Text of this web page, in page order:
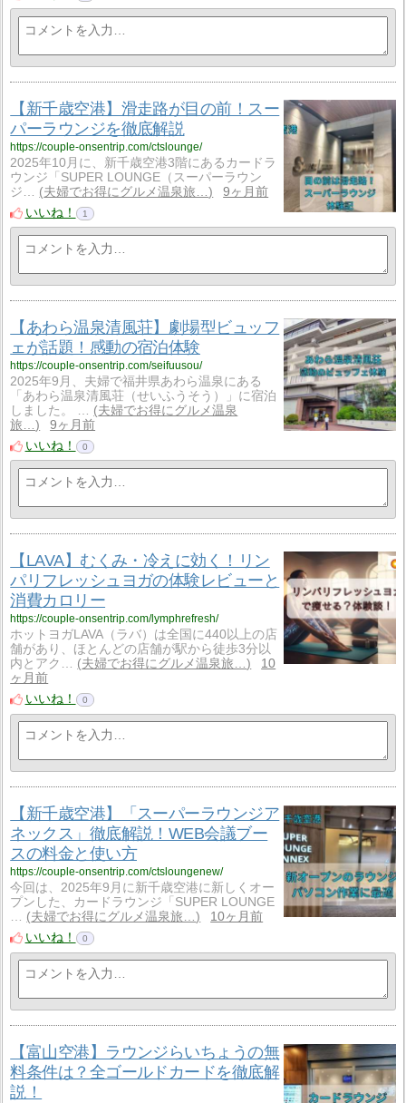
【新千歳空港】滑走路が目の前！スー
パーラウンジを徹底解説
https://couple-onsentrip.com/ctslounge/
2025年10月に、新千歳空港3階にあるカードラ
ウンジ「SUPER LOUNGE（スーパーラウン
ジ…
夫婦でお得にグルメ温泉旅…
9ヶ月前
いいね！
1
【あわら温泉清風荘】劇場型ビュッフ
ェが話題！感動の宿泊体験
https://couple-onsentrip.com/seifuusou/
2025年9月、夫婦で福井県あわら温泉にある
「あわら温泉清風荘（せいふうそう）」に宿泊
しました。 …
夫婦でお得にグルメ温泉
旅…
9ヶ月前
いいね！
0
【LAVA】むくみ・冷えに効く！リン
パリフレッシュヨガの体験レビューと
消費カロリー
https://couple-onsentrip.com/lymphrefresh/
ホットヨガLAVA（ラバ）は全国に440以上の店
舗があり、ほとんどの店舗が駅から徒歩3分以
内とアク…
夫婦でお得にグルメ温泉旅…
10
ヶ月前
いいね！
0
【新千歳空港】「スーパーラウンジア
ネックス」徹底解説！WEB会議ブー
スの料金と使い方
https://couple-onsentrip.com/ctsloungenew/
今回は、2025年9月に新千歳空港に新しくオー
プンした、カードラウンジ「SUPER LOUNGE
…
夫婦でお得にグルメ温泉旅…
10ヶ月前
いいね！
0
【富山空港】ラウンジらいちょうの無
料条件は？全ゴールドカードを徹底解
説！